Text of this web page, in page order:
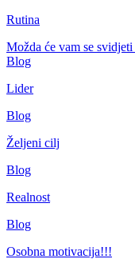
Rutina
Možda će vam se svidjeti
Blog
Lider
Blog
Željeni cilj
Blog
Realnost
Blog
Osobna motivacija!!!